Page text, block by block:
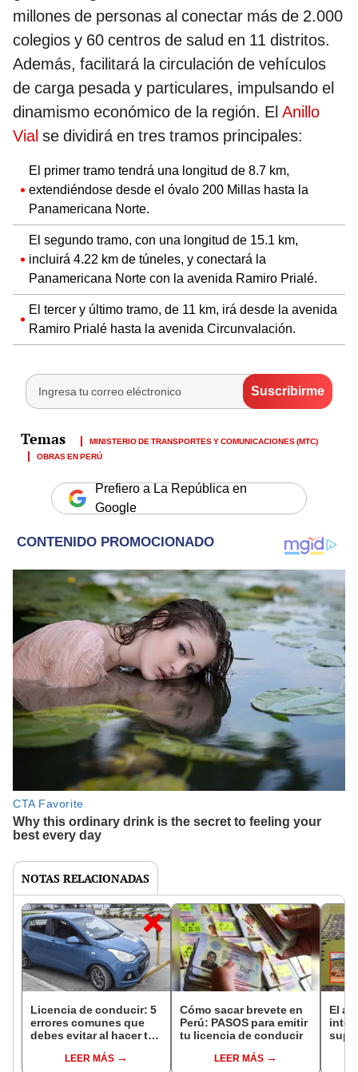
millones de personas al conectar más de 2.000
colegios y 60 centros de salud en 11 distritos.
Además, facilitará la circulación de vehículos
de carga pesada y particulares, impulsando el
dinamismo económico de la región. El Anillo
Vial se dividirá en tres tramos principales:
El primer tramo tendrá una longitud de 8.7 km,
extendiéndose desde el óvalo 200 Millas hasta la
Panamericana Norte.
El segundo tramo, con una longitud de 15.1 km,
incluirá 4.22 km de túneles, y conectará la
Panamericana Norte con la avenida Ramiro Prialé.
El tercer y último tramo, de 11 km, irá desde la avenida
Ramiro Prialé hasta la avenida Circunvalación​​.
MINISTERIO DE TRANSPORTES Y COMUNICACIONES (MTC)
OBRAS EN PERÚ
Prefiero a La República en
Google
NOTAS RELACIONADAS
Licencia de conducir: 5
errores comunes que
debes evitar al hacer tu
según el MTC
LEER MÁS
Cómo sacar brevete en
Perú: PASOS para emitir
tu licencia de conducir
LEER MÁS
El